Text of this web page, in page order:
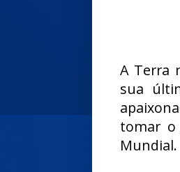
A Terra
sua
tomar o
Mundial.